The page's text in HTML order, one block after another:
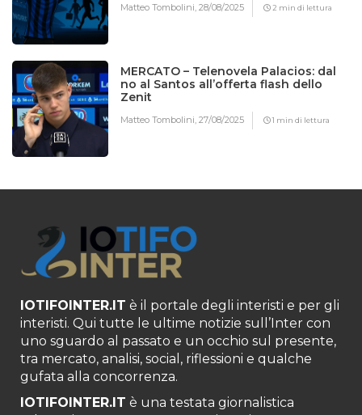
Matteo Tombolini,28/08/2025 2 min di lettura
MERCATO – Telenovela Palacios: dal
no al Santos all’offerta flash dello
Zenit
Matteo Tombolini,27/08/2025 1 min di lettura
IOTIFOINTER.IT è il portale degli interisti e per gli
interisti. Qui tutte le ultime notizie sull’Inter con
uno sguardo al passato e un occhio sul presente,
tra mercato, analisi, social, riflessioni e qualche
gufata alla concorrenza.
IOTIFOINTER.IT è una testata giornalistica